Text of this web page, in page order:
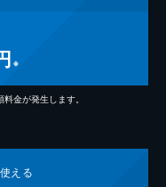
※
金が発生します。
える